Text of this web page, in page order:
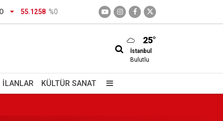
55.1258 %0
25°
İstanbul
Bulutlu
İLANLAR KÜLTÜR SANAT